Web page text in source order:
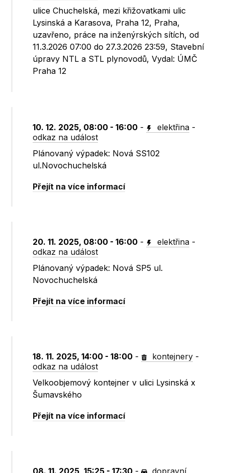
ulice Chuchelská, mezi křižovatkami ulic
Lysinská a Karasova, Praha 12, Praha,
uzavřeno, práce na inženýrských sítích, od
11.3.2026 07:00 do 27.3.2026 23:59, Stavební
úpravy NTL a STL plynovodů, Vydal: ÚMČ
Praha 12
10. 12. 2025, 08:00 - 16:00 - elektřina -
odkaz na událost
Plánovaný výpadek: Nová SS102
ul.Novochuchelská
Přejít na více informací
20. 11. 2025, 08:00 - 16:00 - elektřina -
odkaz na událost
Plánovaný výpadek: Nová SP5 ul.
Novochuchelská
Přejít na více informací
18. 11. 2025, 14:00 - 18:00 - kontejnery -
odkaz na událost
Velkoobjemový kontejner v ulici Lysinská x
Šumavského
Přejít na více informací
08. 11. 2025, 15:25 - 17:30 - dopravní